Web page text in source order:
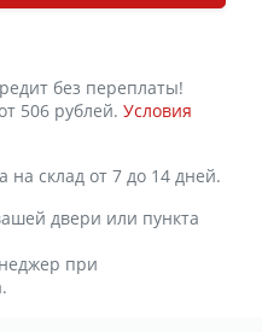
без переплаты!
506 рублей. Условия
на склад от 7 до 14 дней.
двери или пункта
при